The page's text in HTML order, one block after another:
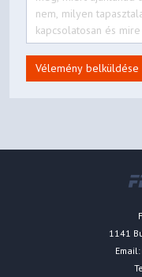
Vélemény belküldése
1141
Email: